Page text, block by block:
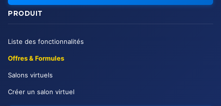
PRODUIT
Liste des fonctionnalités
Offres & Formules
Salons virtuels
Créer un salon virtuel